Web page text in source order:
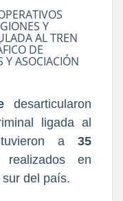
Y
AL TREN
DE
Y ASOCIACIÓN
desarticularon
ligada al
a
35
realizados en
del país.